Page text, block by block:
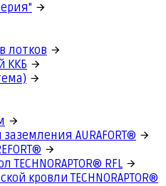
лотков
ККБ
AURAFORT®
RFL
кровли TECHNORAPTOR®